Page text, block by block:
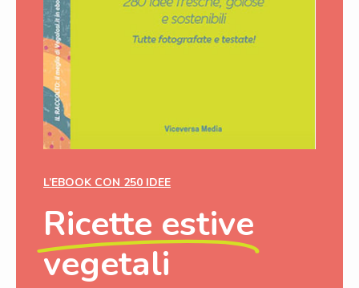
L’EBOOK CON 250 IDEE
Ricette estive
vegetali